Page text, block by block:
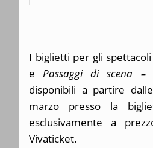
I biglietti per gli spettacoli
ePassaggi di scena –
disponibili a partire
marzo presso la
esclusivamente a
Vivaticket.